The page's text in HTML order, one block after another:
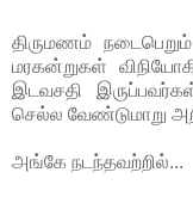
திருமணம்
மரகன்றுகள்
இடவசதி
செல்ல வேண்டுமாறு
அங்கே நடந்தவற்றில்...